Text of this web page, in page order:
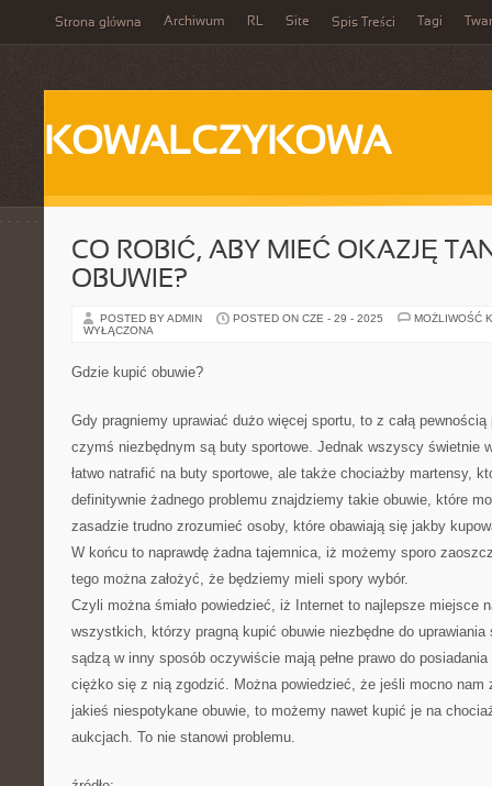
Strona główna Archiwum RL Site Spis Treści Tagi
KOWALCZYKOWA
CO ROBIĆ, ABY MIEĆ OKAZJĘ
OBUWIE?
POSTED BY ADMIN POSTED ON CZE - 29 - 2025
MOŻLIWOŚĆ
WYŁĄCZONA
Gdzie kupić obuwie?
Gdy pragniemy uprawiać dużo więcej sportu, to z całą
czymś niezbędnym są buty sportowe. Jednak wszyscy świetnie
łatwo natrafić na buty sportowe, ale także chociażby martensy,
definitywnie żadnego problemu znajdziemy takie obuwie, które
zasadzie trudno zrozumieć osoby, które obawiają się jakby
W końcu to naprawdę żadna tajemnica, iż możemy sporo
tego można założyć, że będziemy mieli spory wybór.
Czyli można śmiało powiedzieć, iż Internet to najlepsze miejsce
wszystkich, którzy pragną kupić obuwie niezbędne do uprawiania
sądzą w inny sposób oczywiście mają pełne prawo do
ciężko się z nią zgodzić. Można powiedzieć, że jeśli mocno
jakieś niespotykane obuwie, to możemy nawet kupić je na
aukcjach. To nie stanowi problemu.